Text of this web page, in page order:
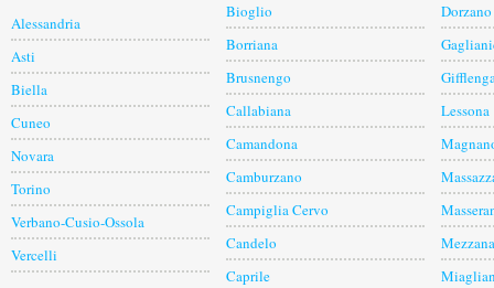
Alessandria
Asti
Biella
Cuneo
Novara
Torino
Verbano-Cusio-Ossola
Vercelli
Bioglio
Borriana
Brusnengo
Callabiana
Camandona
Camburzano
Campiglia Cervo
Candelo
Caprile
Dorzano
Lessona